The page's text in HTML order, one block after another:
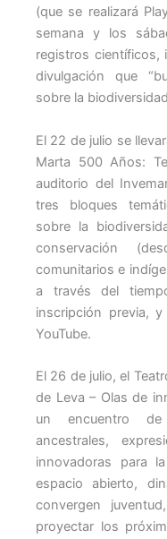
(que se realizará
semana y los
registros científicos,
divulgación que
sobre la
El 22 de julio se
Marta 500 Años:
auditorio del
tres bloques
sobre la
conservación
comunitarios e
a través del
inscripción previa,
YouTube.
El 26 de julio, el
de Leva – Olas de
un encuentro de
ancestrales,
innovadoras para
espacio abierto,
convergen
proyectar los